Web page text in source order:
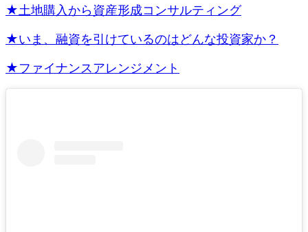
★土地購入から資産形成コンサルティング
★いま、融資を引けているのはどんな投資家か？
★ファイナンスアレンジメント